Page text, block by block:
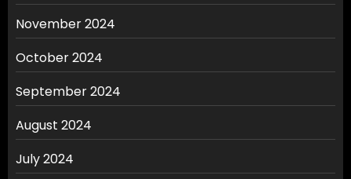
November 2024
October 2024
September 2024
August 2024
July 2024